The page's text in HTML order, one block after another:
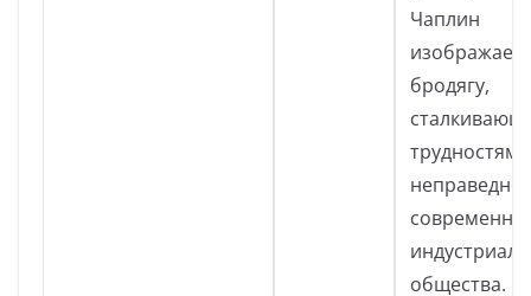
Чаплин
изображает
бродягу,
общества.